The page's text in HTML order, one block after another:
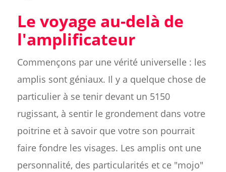
Le voyage au-delà de
l'amplificateur
Commençons par une vérité universelle : les
amplis sont géniaux. Il y a quelque chose de
particulier à se tenir devant un 5150
rugissant, à sentir le grondement dans votre
poitrine et à savoir que votre son pourrait
faire fondre les visages. Les amplis ont une
personnalité, des particularités et ce "mojo"